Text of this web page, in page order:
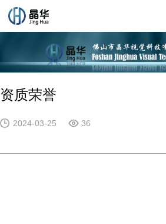
资质荣誉
2024-03-25 36